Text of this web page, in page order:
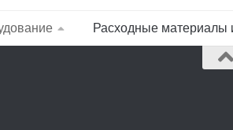
Расходные материалы